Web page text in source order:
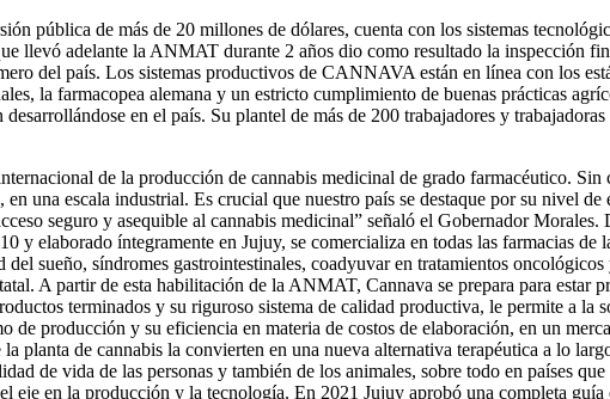
pública de más de 20 millones de dólares, cuenta con los sistemas
llevó adelante la ANMAT durante 2 años dio como resultado la inspección
del país. Los sistemas productivos de CANNAVA están en línea con los
la farmacopea alemana y un estricto cumplimiento de buenas prácticas
en el país. Su plantel de más de 200 trabajadores y
de la producción de cannabis medicinal de grado farmacéutico.
una escala industrial. Es crucial que nuestro país se destaque por su nivel
seguro y asequible al cannabis medicinal” señaló el Gobernador
elaborado íntegramente en Jujuy, se comercializa en todas las farmacias
sueño, síndromes gastrointestinales, coadyuvar en tratamientos
A partir de esta habilitación de la ANMAT, Cannava se prepara para estar
terminados y su riguroso sistema de calidad productiva, le permite a la
de producción y su eficiencia en materia de costos de elaboración, en un
de cannabis la convierten en una nueva alternativa terapéutica a lo
de vida de las personas y también de los animales, sobre todo en países
eje en la producción y la tecnología. En 2021 Jujuy aprobó una completa